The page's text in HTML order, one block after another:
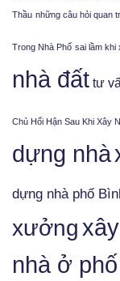
Thầu những câu hỏi quan
Trong Nhà Phố sai lầm khi
nhà đất tư
Chủ Hối Hận Sau Khi Xây
dựng nhà
dựng nhà phố
xưởng
nhà ở phố